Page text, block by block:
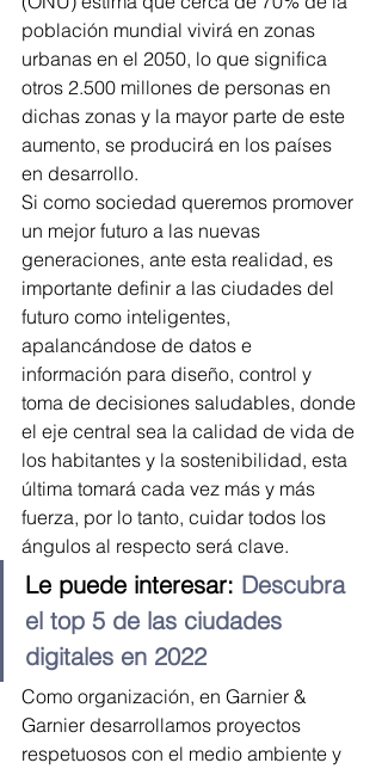
población mundial vivirá en zonas
urbanas en el 2050, lo que significa
otros 2.500 millones de personas en
dichas zonas y la mayor parte de este
aumento, se producirá en los países
en desarrollo.
Si como sociedad queremos promover
un mejor futuro a las nuevas
generaciones, ante esta realidad, es
importante definir a las ciudades del
futuro como inteligentes,
apalancándose de datos e
información para diseño, control y
toma de decisiones saludables, donde
el eje central sea la calidad de vida de
los habitantes y la sostenibilidad, esta
última tomará cada vez más y más
fuerza, por lo tanto, cuidar todos los
ángulos al respecto será clave.
Le puede interesar: Descubra
el top 5 de las ciudades
digitales en 2022
Como organización, en Garnier &
Garnier desarrollamos proyectos
respetuosos con el medio ambiente y